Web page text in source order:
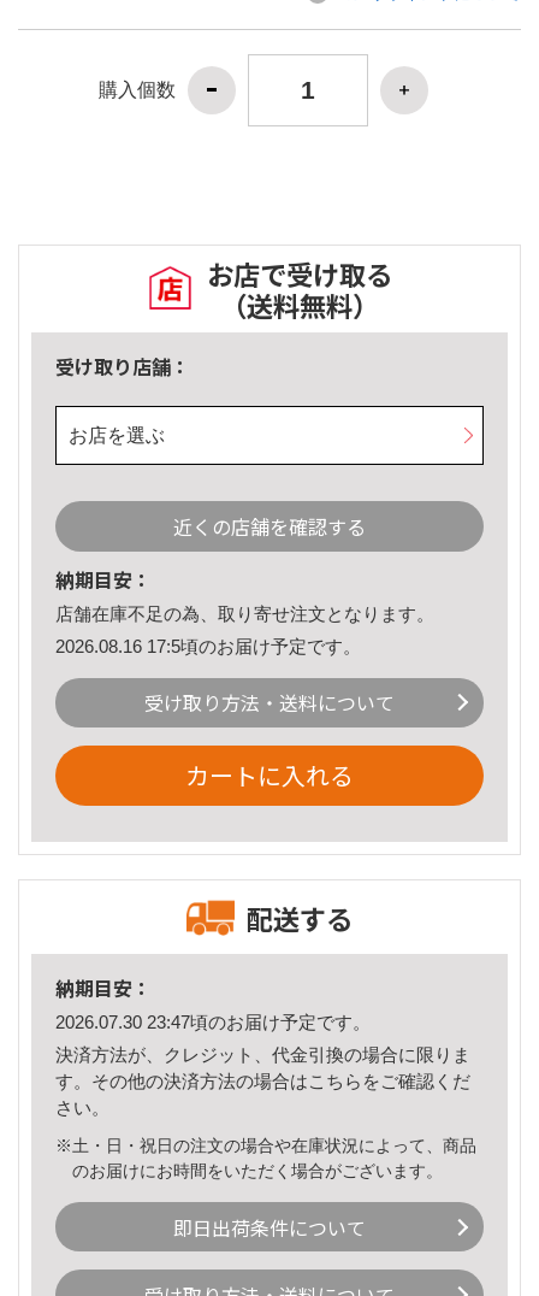
購入個数
お店で受け取る
（送料無料）
受け取り店舗：
お店を選ぶ
近くの店舗を確認する
納期目安：
店舗在庫不足の為、取り寄せ注文となります。
2026.08.16 17:5頃のお届け予定です。
受け取り方法・送料について
カートに入れる
配送する
納期目安：
2026.07.30 23:47頃のお届け予定です。
決済方法が、クレジット、代金引換の場合に限りま
す。その他の決済方法の場合はこちら をご確認くだ
さい。
※土・日・祝日の注文の場合や在庫状況によって、商品
のお届けにお時間をいただく場合がございます。
即日出荷条件について